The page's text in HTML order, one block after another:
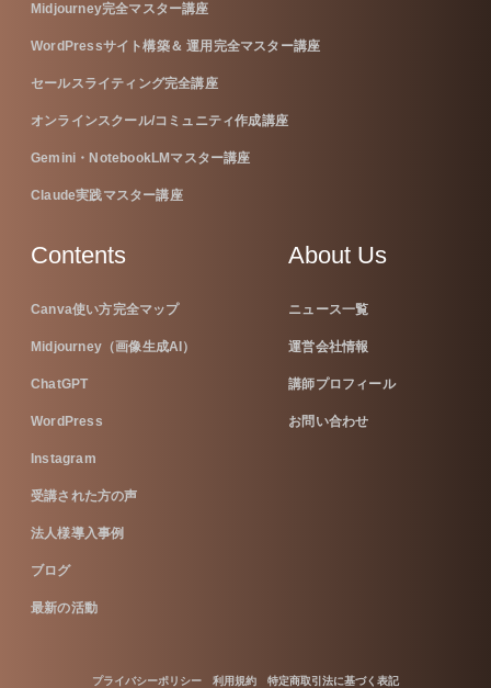
Midjourney完全マスター講座
WordPressサイト構築＆ 運用完全マスター講座
セールスライティング完全講座
オンラインスクール/コミュニティ作成講座
Gemini・NotebookLMマスター講座
Claude実践マスター講座
Contents
Canva使い方完全マップ
Midjourney（画像生成AI）
ChatGPT
WordPress
Instagram
受講された方の声
法人様導入事例
ブログ
最新の活動
About Us
ニュース一覧
運営会社情報
講師プロフィール
お問い合わせ
プライバシーポリシー 利用規約 特定商取引法に基づく表記